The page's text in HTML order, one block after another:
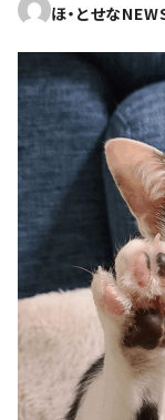
ほ・とせな